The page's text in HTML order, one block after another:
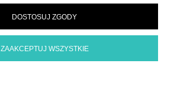
INFORMACJE
O NAS
DOSTOSUJ ZGODY
ZAAKCEPTUJ WSZYSTKIE